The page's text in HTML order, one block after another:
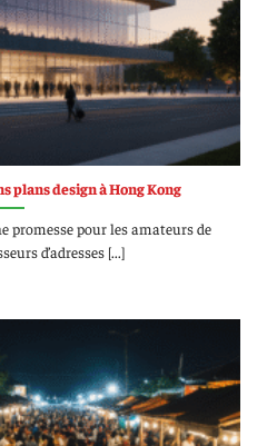
plans design à Hong Kong
promesse pour les amateurs de
d’adresses [...]